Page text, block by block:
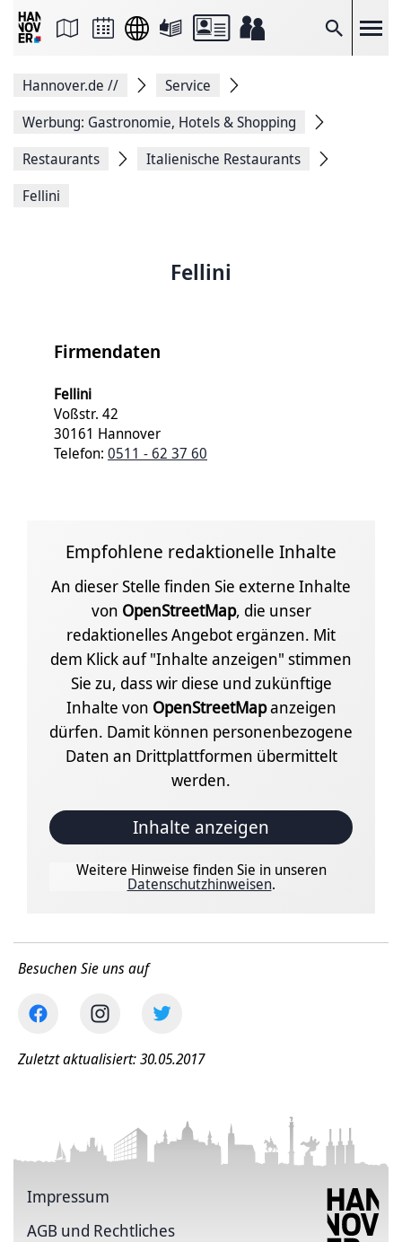
Suche
Seite
Facebook
teilen
Seitenlink
Seite
Hannover.de //
Service
Werbung: Gastronomie, Hotels & Shopping
Restaurants
Italienische Restaurants
Fellini
Fellini
Firmendaten
Fellini
Voßstr. 42
30161 Hannover
Telefon: 0511 - 62 37 60
Empfohlene redaktionelle Inhalte
An dieser Stelle finden Sie externe Inhalte
von OpenStreetMap, die unser
redaktionelles Angebot ergänzen. Mit
dem Klick auf "Inhalte anzeigen" stimmen
Sie zu, dass wir diese und zukünftige
Inhalte von OpenStreetMapanzeigen
dürfen. Damit können personenbezogene
Daten an Drittplattformen übermittelt
werden.
Inhalte anzeigen
Weitere Hinweise finden Sie in unseren
Datenschutzhinweisen.
Besuchen Sie uns auf
Zuletzt aktualisiert: 30.05.2017
Impressum
AGB und Rechtliches